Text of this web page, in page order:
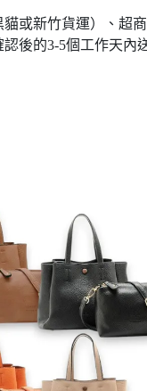
或新竹貨運）、超
後的3-5個工作天內